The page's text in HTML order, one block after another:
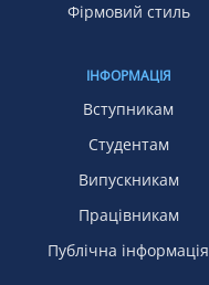
Фірмовий стиль
ІНФОРМАЦІЯ
Вступникам
Студентам
Випускникам
Працівникам
Публічна інформація